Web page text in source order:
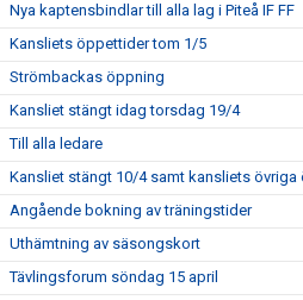
Nya kaptensbindlar till alla lag i Piteå IF FF
Kansliets öppettider tom 1/5
Strömbackas öppning
Kansliet stängt idag torsdag 19/4
Till alla ledare
Kansliet stängt 10/4 samt kansliets
Angående bokning av träningstider
Uthämtning av säsongskort
Tävlingsforum söndag 15 april